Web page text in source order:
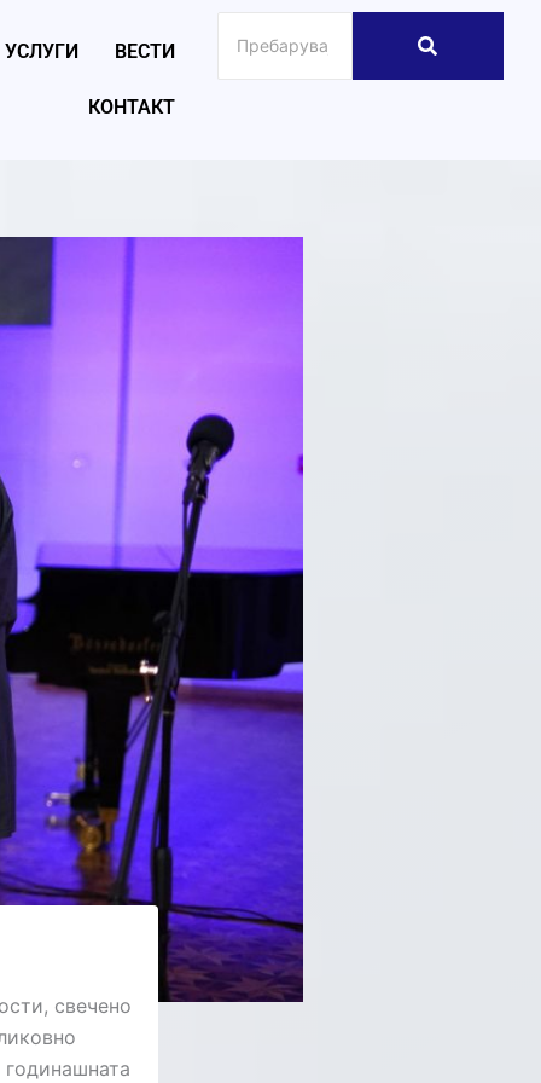
УСЛУГИ ВЕСТИ
КОНТАКТ
свечено